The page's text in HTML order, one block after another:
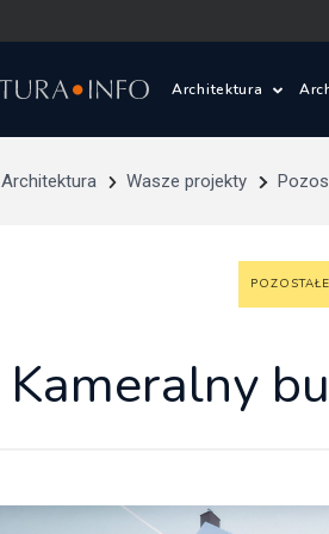
Architektura
Wasze
Architektura
Pracownie
Architektura Wasze projekty
Kameralny